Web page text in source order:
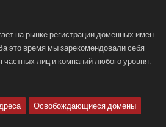
на рынке регистрации доменных имен
это время мы зарекомендовали себя
частных лиц и компаний любого уровня.
Освобождающиеся домены